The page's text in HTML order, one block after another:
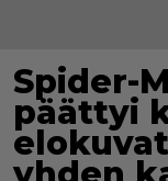
Spider-
päättyi